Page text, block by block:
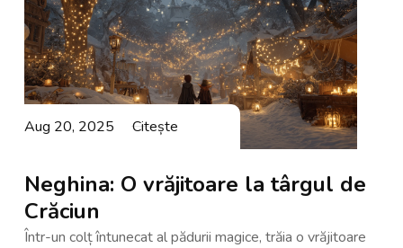
Aug 20, 2025 Citește
Neghina: O vrăjitoare la târgul de
Crăciun
Într-un colț întunecat al pădurii magice, trăia o vrăjitoare